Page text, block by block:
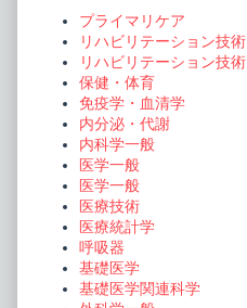
Sidebar
プライマリケア
リハビリテーション技術
リハビリテーション技術
保健・体育
免疫学・血清学
内分泌・代謝
内科学一般
医学一般
医学一般
医療技術
医療統計学
呼吸器
基礎医学
基礎医学関連科学